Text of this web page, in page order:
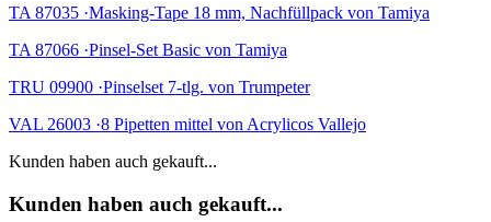
TA 87035 ·Masking-Tape 18 mm, Nachfüllpack von Tamiya
TA 87066 ·Pinsel-Set Basic von Tamiya
TRU 09900 ·Pinselset 7-tlg. von Trumpeter
VAL 26003 ·8 Pipetten mittel von Acrylicos Vallejo
Kunden haben auch gekauft...
Kunden haben auch gekauft...